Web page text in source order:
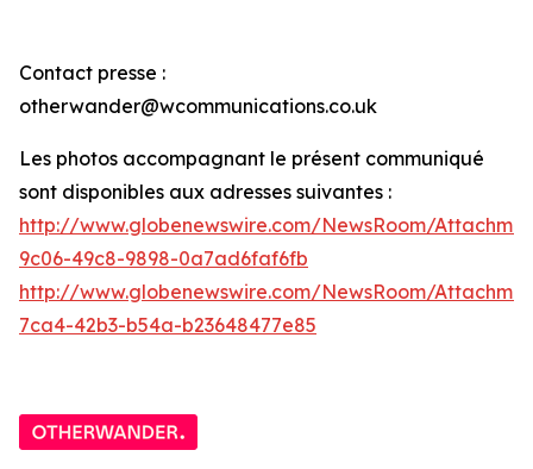
Contact presse :
otherwander@wcommunications.co.uk
Les photos accompagnant le présent communiqué
sont disponibles aux adresses suivantes :
http://www.globenewswire.com/NewsRoom/
9c06-49c8-9898-0a7ad6faf6fb
http://www.globenewswire.com/NewsRoom/
7ca4-42b3-b54a-b23648477e85